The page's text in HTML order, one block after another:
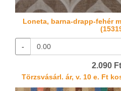
Loneta, barna-drapp-fehér
-
2.090
Törzsvásárl. ár, v. 10 e. Ft